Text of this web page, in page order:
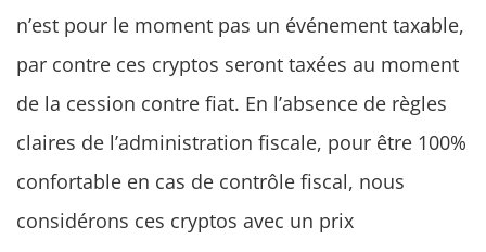
n’est pour le moment pas un événement taxable,
par contre ces cryptos seront taxées au moment
de la cession contre fiat. En l’absence de règles
claires de l’administration fiscale, pour être 100%
confortable en cas de contrôle fiscal, nous
considérons ces cryptos avec un prix